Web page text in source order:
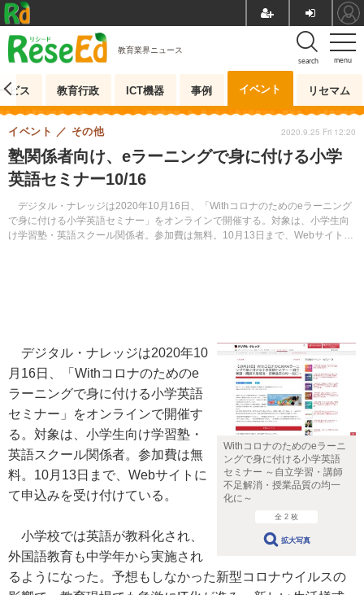
menu
search
教育業界ニュース
ビス 教育行政 ICT機器 事例 イベント リセマム
塾関係者向け、eラーニングで身に付ける小学
英語セミナー10/16
デジタル・ナレッジは2020年10月16日、「Withコロナのためのeラーニング
で身に付ける小学英語セミナー」をオンラインで開催する。対象は、小学生向
け学習塾・英語スクール関係者。参加費は無料。10月13日まで、Webサイトに
イベント その他 2020.9.25 Fri 12:20
Withコロナのためのeラーニ
ングで身に付ける小学英語
セミナー ～自立学習・講師
不足解消・授業品質の均一
化に～
全 2 枚
拡大写真
デジタル・ナレッジは2020年10
月16日、「Withコロナのためのe
ラーニングで身に付ける小学英語
セミナー」をオンラインで開催す
る。対象は、小学生向け学習塾・
英語スクール関係者。参加費は無
料。10月13日まで、Webサイトに
て申込みを受け付けている。
小学校では英語が教科化され、
外国語教育も中学年から実施され
るようになった。予想もしなかった新型コロナウイルスの